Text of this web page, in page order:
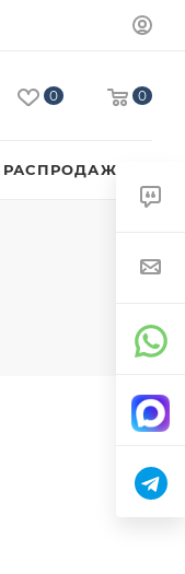
0 0
РАСПРОДАЖА